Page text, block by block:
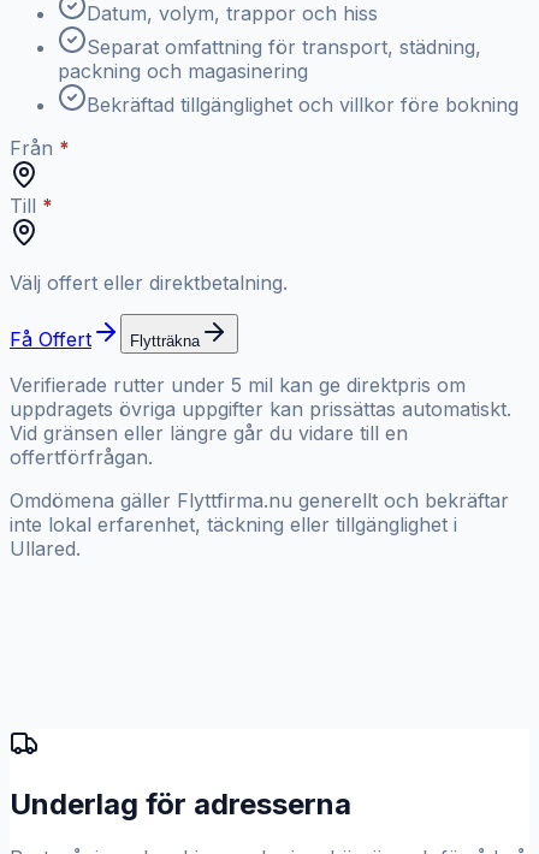
Datum, volym, trappor och hiss
Separat omfattning för transport, städning,
packning och magasinering
Bekräftad tillgänglighet och villkor före bokning
Från
Till
Välj offert eller direktbetalning.
Få Offert Flytträkna
Verifierade rutter under 5 mil kan ge direktpris om
uppdragets övriga uppgifter kan prissättas automatiskt.
Vid gränsen eller längre går du vidare till en
offertförfrågan.
Omdömena gäller Flyttfirma.nu generellt och bekräftar
inte lokal erfarenhet, täckning eller tillgänglighet i
Ullared.
Underlag för adresserna